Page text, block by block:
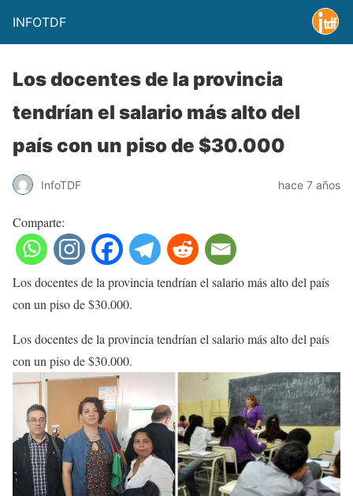
INFOTDF
Los docentes de la provincia
tendrían el salario más alto del
país con un piso de $30.000
InfoTDF hace 7 años
Comparte:
Los docentes de la provincia tendrían el salario más alto del país
con un piso de $30.000.
Los docentes de la provincia tendrían el salario más alto del país
con un piso de $30.000.